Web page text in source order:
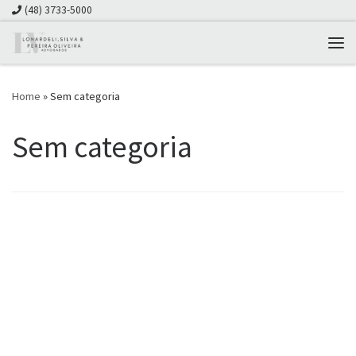
Skip to content
(48) 3733-5000
Home »Sem categoria
Sem categoria